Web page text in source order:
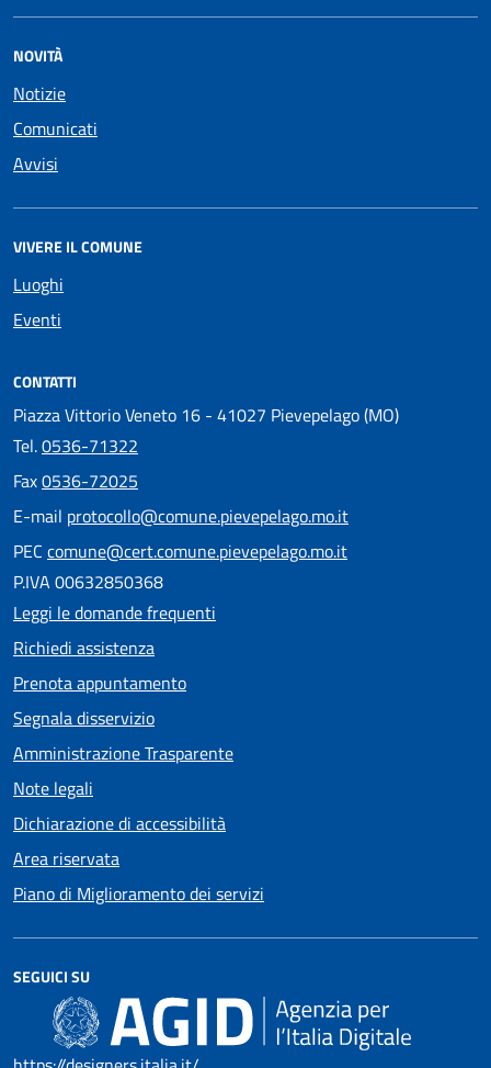
NOVITÀ
Notizie
Comunicati
Avvisi
VIVERE IL COMUNE
Luoghi
Eventi
CONTATTI
Piazza Vittorio Veneto 16 - 41027 Pievepelago (MO)
Tel.0536-71322
Fax0536-72025
E-mail protocollo@comune.pievepelago.mo.it
PEC comune@cert.comune.pievepelago.mo.it
P.IVA 00632850368
Leggi le domande frequenti
Richiedi assistenza
Prenota appuntamento
Segnala disservizio
Amministrazione Trasparente
Note legali
Dichiarazione di accessibilità
Area riservata
Piano di Miglioramento dei servizi
SEGUICI SU